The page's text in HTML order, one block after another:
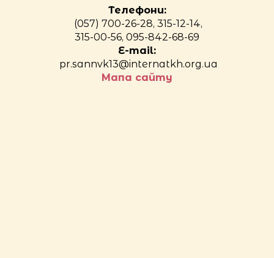
Телефони:
(057) 700-26-28, 315-12-14,
315-00-56, 095-842-68-69
E-mail:
pr.sannvk13@internatkh.org.ua
Мапа сайту